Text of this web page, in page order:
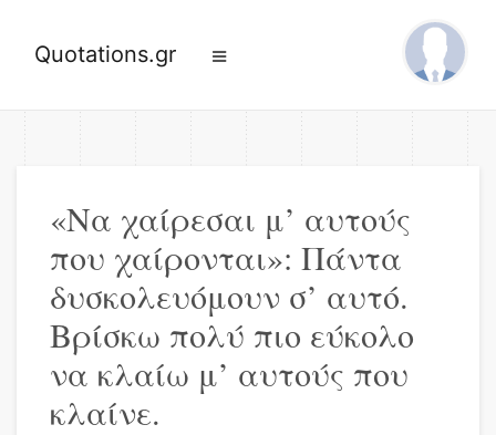
Quotations.gr
«Να χαίρεσαι μ’ αυτούς
που χαίρονται»: Πάντα
δυσκολευόμουν σ’ αυτό.
Βρίσκω πολύ πιο εύκολο
να κλαίω μ’ αυτούς που
κλαίνε.